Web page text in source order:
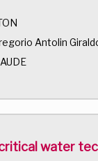
Antolin
water